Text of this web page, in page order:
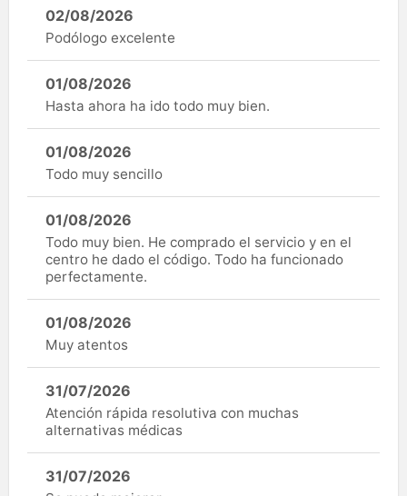
02/08/2026
Podólogo excelente
01/08/2026
Hasta ahora ha ido todo muy bien.
01/08/2026
Todo muy sencillo
01/08/2026
Todo muy bien. He comprado el servicio y en el
centro he dado el código. Todo ha funcionado
perfectamente.
01/08/2026
Muy atentos
31/07/2026
Atención rápida resolutiva con muchas
alternativas médicas
31/07/2026